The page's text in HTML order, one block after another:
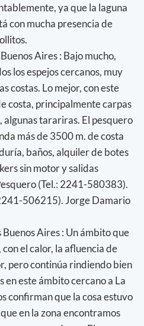
ya que la laguna
con mucha presencia de
Aires : Bajo mucho,
los espejos cercanos, muy
costas. Lo mejor, con este
costa, principalmente carpas
algunas tarariras. El pesquero
más de 3500 m. de costa
baños, alquiler de botes
sin motor y salidas
(Tel.: 2241-580383).
506215). Jorge Damario
Buenos Aires : Un ámbito que
con el calor, la afluencia de
pero continúa rindiendo bien
en este ámbito cercano a La
confirman que la cosa estuvo
en la zona encontramos